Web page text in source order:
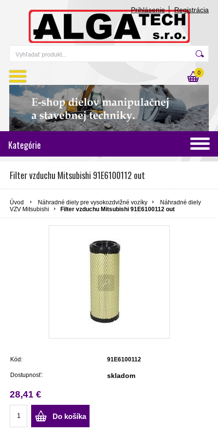
Prihlásenie Registrácia
0
Kategórie
Filter vzduchu Mitsubishi 91E6100112 out
Úvod Náhradné diely pre vysokozdvižné vozíky
Náhradné diely
VZV Mitsubishi
Filter vzduchu Mitsubishi 91E6100112 out
Kód: 91E6100112
Dostupnosť: skladom
28,41 €
Do košíka